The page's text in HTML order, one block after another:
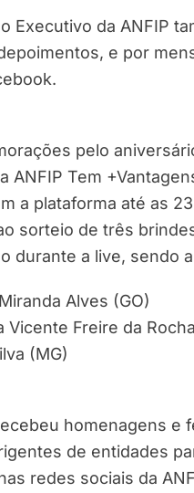
Executivo da ANFIP
e por
pelo
ANFIP Tem
a plataforma até as
sorteio de três
durante a live, sendo
Alves (GO)
Vicente Freire da
(MG)
homenagens e
de entidades
redes sociais da